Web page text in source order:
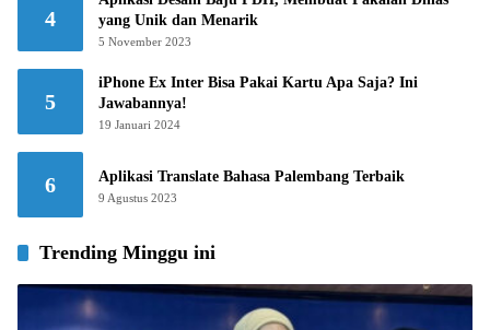
4
yang Unik dan Menarik
5 November 2023
5
iPhone Ex Inter Bisa Pakai Kartu Apa Saja? Ini
Jawabannya!
19 Januari 2024
6 Aplikasi Translate Bahasa Palembang Terbaik
9 Agustus 2023
Trending Minggu ini